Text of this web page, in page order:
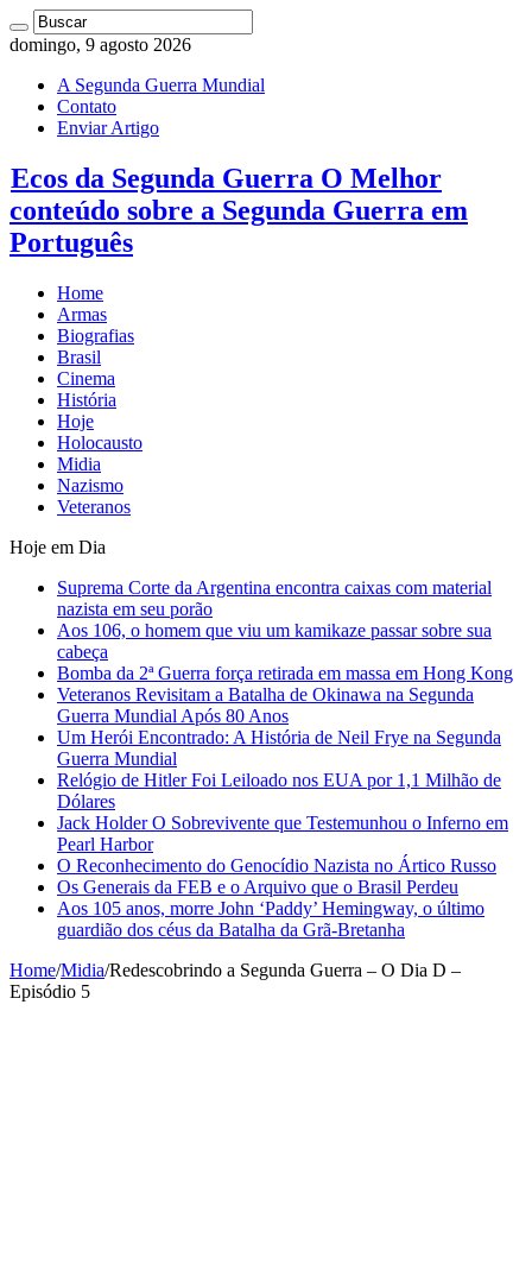
domingo, 9 agosto 2026
A Segunda Guerra Mundial
Contato
Enviar Artigo
Ecos da Segunda Guerra O Melhor
conteúdo sobre a Segunda Guerra em
Português
Home
Armas
Biografias
Brasil
Cinema
História
Hoje
Holocausto
Midia
Nazismo
Veteranos
Hoje em Dia
Suprema Corte da Argentina encontra caixas com material
nazista em seu porão
Aos 106, o homem que viu um kamikaze passar sobre sua
cabeça
Bomba da 2ª Guerra força retirada em massa em Hong Kong
Veteranos Revisitam a Batalha de Okinawa na Segunda
Guerra Mundial Após 80 Anos
Um Herói Encontrado: A História de Neil Frye na Segunda
Guerra Mundial
Relógio de Hitler Foi Leiloado nos EUA por 1,1 Milhão de
Dólares
Jack Holder O Sobrevivente que Testemunhou o Inferno em
Pearl Harbor
O Reconhecimento do Genocídio Nazista no Ártico Russo
Os Generais da FEB e o Arquivo que o Brasil Perdeu
Aos 105 anos, morre John ‘Paddy’ Hemingway, o último
guardião dos céus da Batalha da Grã-Bretanha
Home/Midia/Redescobrindo a Segunda Guerra – O Dia D –
Episódio 5